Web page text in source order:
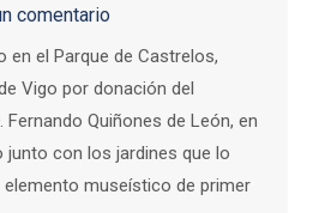
comentario
en el Parque de Castrelos,
Vigo por donación del
Fernando Quiñones de León, en
junto con los jardines que lo
museístico de primer